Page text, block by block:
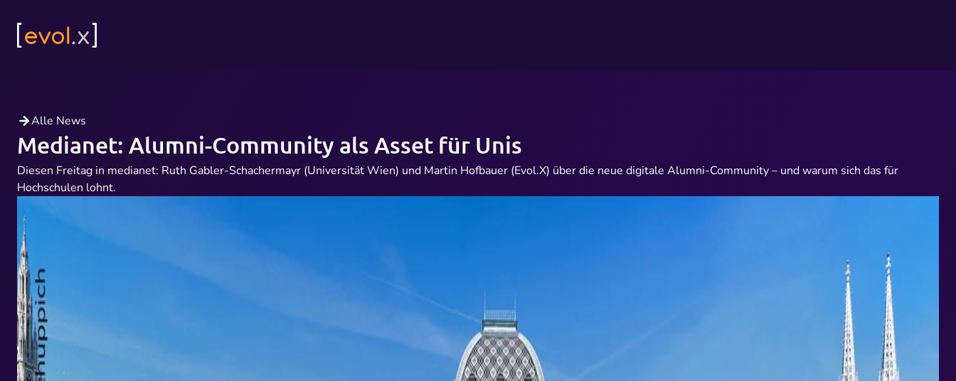
Alle News
Medianet: Alumni-Community als Asset für Unis
Diesen Freitag in medianet: Ruth Gabler-Schachermayr (Universität Wien) und Martin Hofbauer (Evol.X) über die neue digitale Alumni-Community – und warum sich das für
Hochschulen lohnt.